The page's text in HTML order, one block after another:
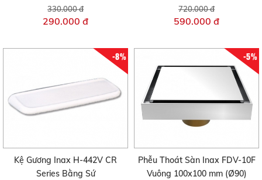
330.000 đ
290.000 đ
720.000 đ
590.000 đ
-8%
Kệ Gương Inax H-442V CR
Series Bằng Sứ
-5%
Phễu Thoát Sàn Inax FDV-10F
Vuông 100x100 mm (Ø90)